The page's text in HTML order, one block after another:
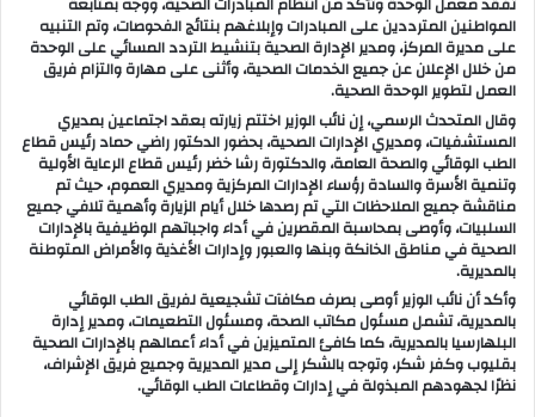
المواطنين المترددين على المبادرات وإبلاغهم بنتائج الفحوصات، وتم التنبيه
على مديرة المركز، ومدير الإدارة الصحية بتنشيط التردد المسائي على الوحدة
من خلال الإعلان عن جميع الخدمات الصحية، وأثنى على مهارة والتزام فريق
العمل لتطوير الوحدة الصحية.
وقال المتحدث الرسمي، إن نائب الوزير اختتم زيارته بعقد اجتماعين بمديري
المستشفيات، ومديري الإدارات الصحية، بحضور الدكتور راضي حماد رئيس قطاع
الطب الوقائي والصحة العامة، والدكتورة رشا خضر رئيس قطاع الرعاية الأولية
وتنمية الأسرة والسادة رؤساء الإدارات المركزية ومديري العموم، حيث تم
مناقشة جميع الملاحظات التي تم رصدها خلال أيام الزيارة وأهمية تلافي جميع
السلبيات، وأوصى بمحاسبة المقصرين في أداء واجباتهم الوظيفية بالإدارات
الصحية في مناطق الخانكة وبنها والعبور وإدارات الأغذية والأمراض المتوطنة
بالمديرية.
وأكد أن نائب الوزير أوصى بصرف مكافآت تشجيعية لفريق الطب الوقائي
بالمديرية، تشمل مسئول مكاتب الصحة، ومسئول التطعيمات، ومدير إدارة
البلهارسيا بالمديرية، كما كافئ المتميزين في أداء أعمالهم بالإدارات الصحية
بقليوب وكفر شكر، وتوجه بالشكر إلى مدير المديرية وجميع فريق الإشراف،
نظرًا لجهودهم المبذولة في إدارات وقطاعات الطب الوقائي.